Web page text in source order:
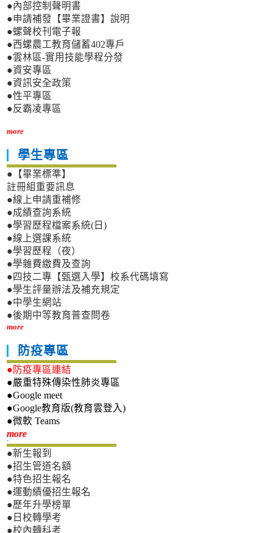
●內部控制聲明書
●申請補發【畢業證書】說明
●螺聲校刊電子報
●西螺農工教育儲蓄402專戶
●雲林區-實用技能學程分發
●資安專區
●資訊安全政策
●性平專區
●反霸凌專區
more
學生專區
●【畢業標準】
註冊組重要訊息
●線上申請重補修
●成績查詢系統
●學習歷程檔案系統(日)
●線上選課系統
●學習歷程（夜）
●學雜費繳費及查詢
●四技二專【甄選入學】校系代碼填寫
●學生評量辦法及補充規定
●中學生網站
●後期中等教育普查問卷
more
防疫專區
●防疫專區連結
●嚴重特殊傳染性肺炎專區
●Google meet
●Google教育版(教育雲登入)
●微軟 Teams
more新生專區
●新生報到
●招生管道名額
●特色招生報名
●運動績優招生報名
●歷年升學榜單
●日校轉學考
●校內轉科考